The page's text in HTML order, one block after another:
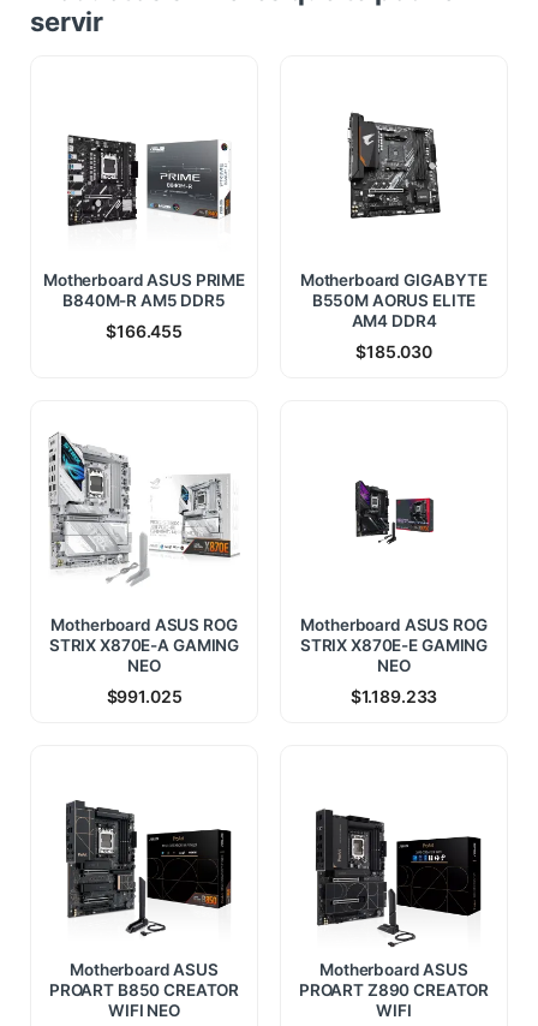
servir
Motherboard ASUS PRIME
B840M-R AM5 DDR5
$166.455
Motherboard GIGABYTE
B550M AORUS ELITE
AM4 DDR4
$185.030
Motherboard ASUS ROG
STRIX X870E-A GAMING
NEO
$991.025
Motherboard ASUS ROG
STRIX X870E-E GAMING
NEO
$1.189.233
Motherboard ASUS
PROART B850 CREATOR
WIFI NEO
Motherboard ASUS
PROART Z890 CREATOR
WIFI